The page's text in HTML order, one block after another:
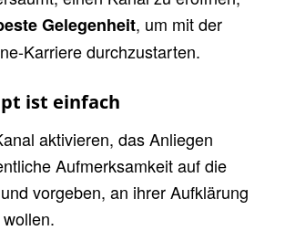
Gelegenheit, um mit der
Karriere durchzustarten.
ist einfach
aktivieren, das Anliegen
Aufmerksamkeit auf die
vorgeben, an ihrer Aufklärung